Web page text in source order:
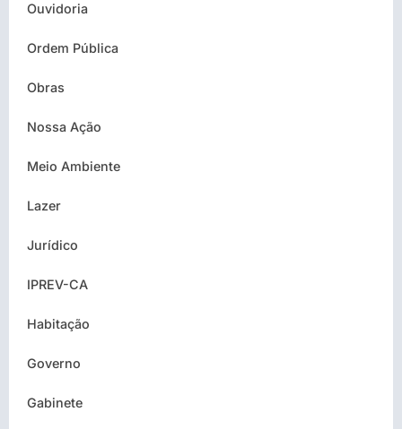
Ouvidoria
Ordem Pública
Obras
Nossa Ação
Meio Ambiente
Lazer
Jurídico
IPREV-CA
Habitação
Governo
Gabinete